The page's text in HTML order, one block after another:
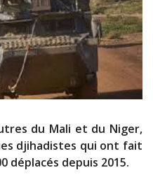
du Mali et du Niger,
djihadistes qui ont fait
déplacés depuis 2015.